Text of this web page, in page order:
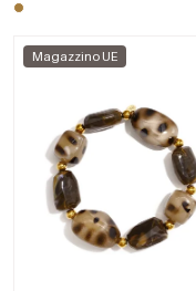
Magazzino UE